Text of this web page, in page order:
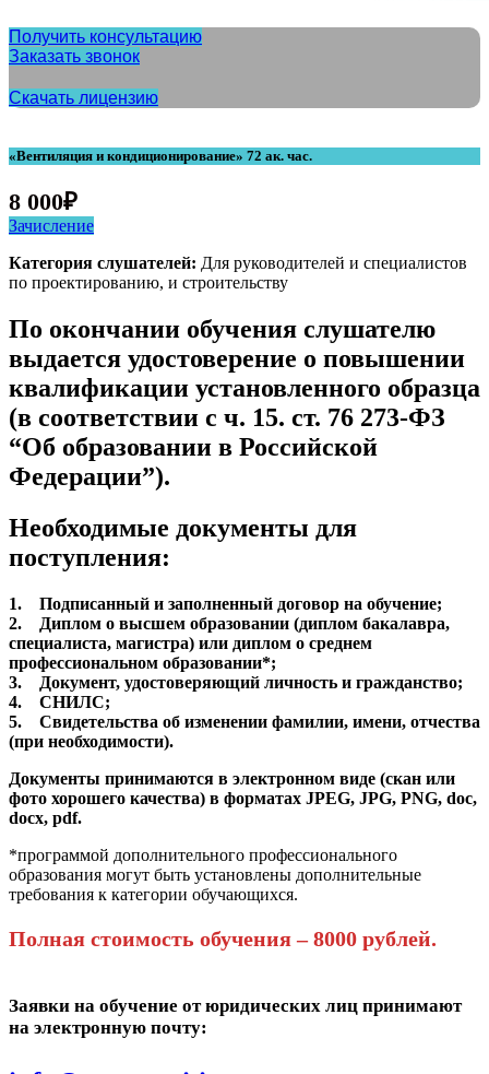
Получить консультацию
Заказать звонок
Скачать лицензию
«Вентиляция и кондиционирование» 72 ак. час.
8 000₽
Зачисление
Категория слушателей: Для руководителей и специалистов
по проектированию, и строительству
По окончании обучения слушателю
выдается удостоверение о повышении
квалификации установленного образца
(в соответствии с ч. 15. ст. 76 273-ФЗ
“Об образовании в Российской
Федерации”).
Необходимые документы для
поступления:
1. Подписанный и заполненный договор на обучение;
2. Диплом о высшем образовании (диплом бакалавра,
специалиста, магистра) или диплом о среднем
профессиональном образовании*;
3. Документ, удостоверяющий личность и гражданство;
4. СНИЛС;
5. Свидетельства об изменении фамилии, имени, отчества
(при необходимости).
Документы принимаются в электронном виде (скан или
фото хорошего качества) в форматах JPEG, JPG, PNG, doc,
docx, pdf.
*программой дополнительного профессионального
образования могут быть установлены дополнительные
требования к категории обучающихся.
Полная стоимость обучения – 8000 рублей.
Заявки на обучение от юридических лиц принимают
на электронную почту: